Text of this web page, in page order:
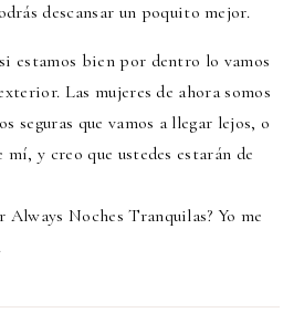
descansar un poquito mejor.
estamos bien por dentro lo vamos
Las mujeres de ahora somos
seguras que vamos a llegar lejos, o
mí, y creo que ustedes estarán de
Always Noches Tranquilas? Yo me